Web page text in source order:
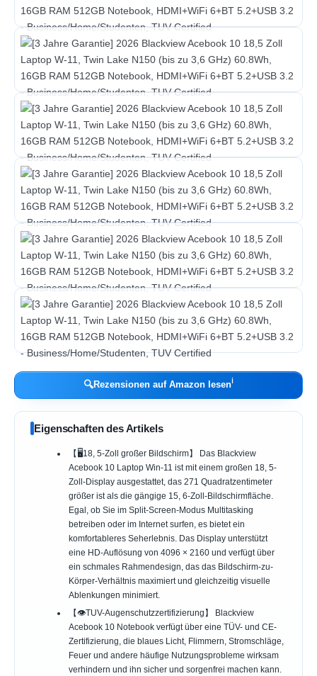
🔍Rezensionen auf Amazon lesenℹ︎
Eigenschaften des Artikels
【🖥️18, 5-Zoll großer Bildschirm】 Das Blackview
Acebook 10 Laptop Win-11 ist mit einem großen 18, 5-
Zoll-Display ausgestattet, das 271 Quadratzentimeter
größer ist als die gängige 15, 6-Zoll-Bildschirmfläche.
Egal, ob Sie im Split-Screen-Modus Multitasking
betreiben oder im Internet surfen, es bietet ein
komfortableres Seherlebnis. Das Display unterstützt
eine HD-Auflösung von 4096 × 2160 und verfügt über
ein schmales Rahmendesign, das das Bildschirm-zu-
Körper-Verhältnis maximiert und gleichzeitig visuelle
Ablenkungen minimiert.
【👁️TUV-Augenschutzzertifizierung】 Blackview
Acebook 10 Notebook verfügt über eine TÜV- und CE-
Zertifizierung, die blaues Licht, Flimmern, Stromschläge,
Feuer und andere häufige Nutzungsprobleme wirksam
verhindern und ihn sicher und sorgenfrei machen kann.